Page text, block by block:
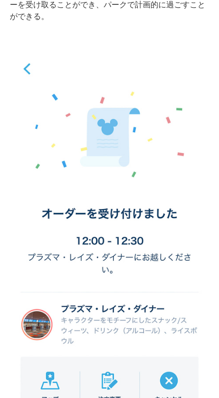
ーを受け取ることができ、パークで計画的に過ごすこと
ができる。